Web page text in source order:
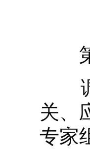
第
调
关、
专家